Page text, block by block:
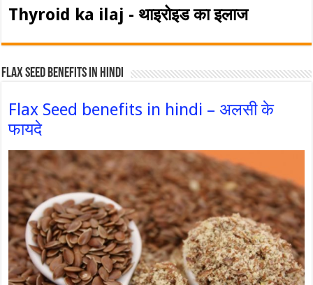
Thyroid ka ilaj - थाइरोइड का इलाज
Flax Seed Benefits in hindi
Flax Seed benefits in hindi – अलसी के
फायदे